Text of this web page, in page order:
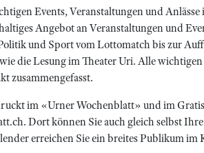
Events, Veranstaltungen und
Angebot an Veranstaltungen und
und Sport vom Lottomatch bis zur
die Lesung im Theater Uri. Alle
zusammengefasst.
im «Urner Wochenblatt» und im
Dort können Sie auch gleich selbst
erreichen Sie ein breites Publikum im